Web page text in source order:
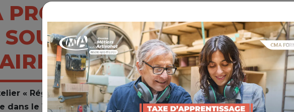
ALPES-CÔTE
L'ÉCONOMIE
« Région Sud – Économie Circulaire : les élus parlent aux élus »
dans le Var, la Chambre de Métiers et de l'Artisanat (CMA)